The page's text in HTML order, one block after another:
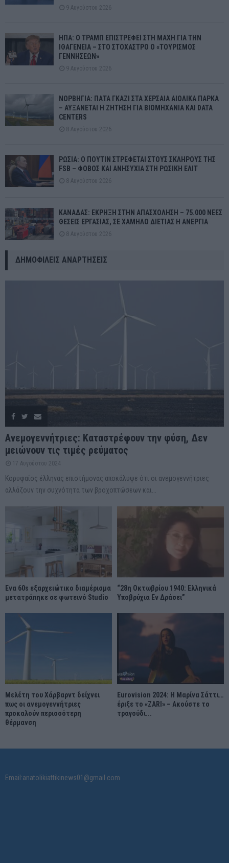
9 Αυγούστου 2026
ΗΠΑ: Ο ΤΡΑΜΠ ΕΠΙΣΤΡΕΦΕΙ ΣΤΗ ΜΑΧΗ ΓΙΑ ΤΗΝ
ΙΘΑΓΕΝΕΙΑ – ΣΤΟ ΣΤΟΧΑΣΤΡΟ Ο «ΤΟΥΡΙΣΜΟΣ
ΓΕΝΝΗΣΕΩΝ»
9 Αυγούστου 2026
ΝΟΡΒΗΓΙΑ: ΠΑΤΑ ΓΚΑΖΙ ΣΤΑ ΧΕΡΣΑΙΑ ΑΙΟΛΙΚΑ ΠΑΡΚΑ
– ΑΥΞΑΝΕΤΑΙ Η ΖΗΤΗΣΗ ΓΙΑ ΒΙΟΜΗΧΑΝΙΑ ΚΑΙ DATA
CENTERS
8 Αυγούστου 2026
ΡΩΣΙΑ: Ο ΠΟΥΤΙΝ ΣΤΡΕΦΕΤΑΙ ΣΤΟΥΣ ΣΚΛΗΡΟΥΣ ΤΗΣ
FSB – ΦΟΒΟΣ ΚΑΙ ΑΝΗΣΥΧΙΑ ΣΤΗ ΡΩΣΙΚΗ ΕΛΙΤ
8 Αυγούστου 2026
ΚΑΝΑΔΑΣ: ΕΚΡΗΞΗ ΣΤΗΝ ΑΠΑΣΧΟΛΗΣΗ – 75.000 ΝΕΕΣ
ΘΕΣΕΙΣ ΕΡΓΑΣΙΑΣ, ΣΕ ΧΑΜΗΛΟ ΔΙΕΤΙΑΣ Η ΑΝΕΡΓΙΑ
8 Αυγούστου 2026
ΔΗΜΟΦΙΛΕΊΣ ΑΝΑΡΤΉΣΕΙΣ
Ανεμογεννήτριες: Καταστρέφουν την φύση, Δεν
μειώνουν τις τιμές ρεύματος
17 Αυγούστου 2024
Κορυφαίος έλληνας επιστήμονας αποκάλυψε ότι οι ανεμογεννήτριες
αλλάζουν την συχνότητα των βροχοπτώσεων και...
Ένα 60s εξαρχειώτικο διαμέρισμα
μετατράπηκε σε φωτεινό Studio
“28η Οκτωβρίου 1940: Ελληνικά
Υποβρύχια Εν Δράσει”
Μελέτη του Χάρβαρντ δείχνει
πως οι ανεμογεννήτριες
προκαλούν περισσότερη
θέρμανση
Eurovision 2024: Η Μαρίνα Σάττι…
έριξε το «ZARI» – Ακούστε το
τραγούδι...
Email:anatolikiattikinews01@gmail.com